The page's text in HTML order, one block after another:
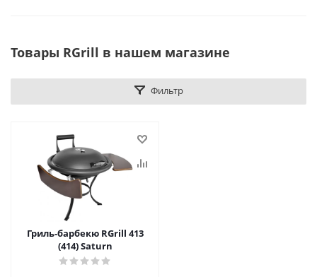
Товары RGrill в нашем магазине
Фильтр
Гриль-барбекю RGrill 413
(414) Saturn